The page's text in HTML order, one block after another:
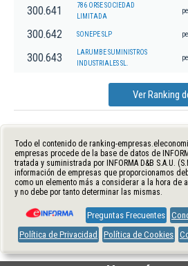
300.641
786 ORSE SOCIEDAD
LIMITADA
300.642 SONEPE SLP
300.643
LARUMBE SUMINISTROS
INDUSTRIALES SL.
Ver Ranking
Todo el contenido de ranking-
empresas procede de la base de datos de
tratada y suministrada por INFORMA D&B S.A.U.
información de empresas que proporcionamos
como un elemento más a considerar a la hora de
y no debe por tanto determinar las mismas.
Preguntas Frecuentes
Política de Privacidad
Política de Cookies